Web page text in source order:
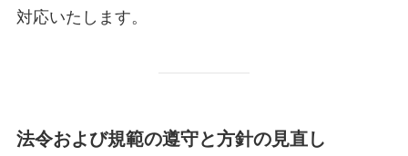
対応いたします。
法令および規範の遵守と方針の見直し